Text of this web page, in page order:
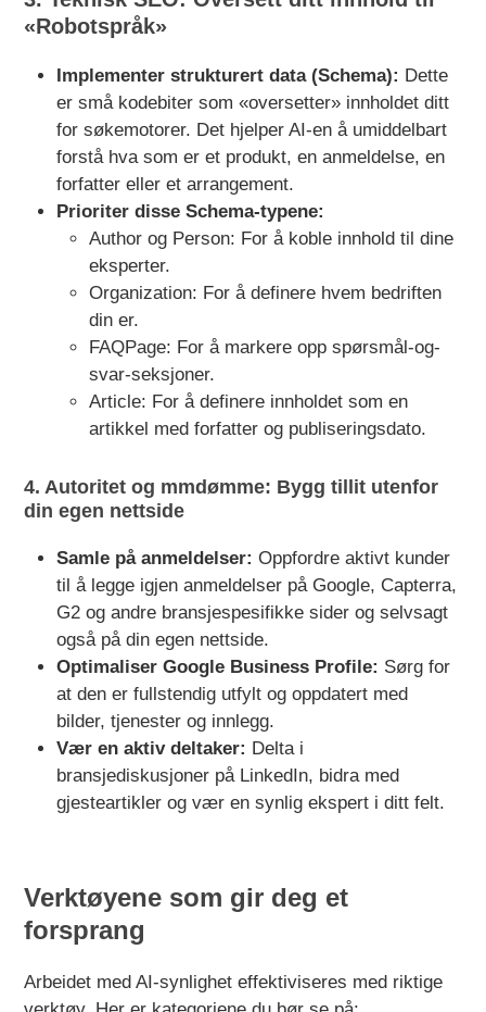
«Robotspråk»
Implementer strukturert data (Schema): Dette
er små kodebiter som «oversetter» innholdet ditt
for søkemotorer. Det hjelper AI-en å umiddelbart
forstå hva som er et produkt, en anmeldelse, en
forfatter eller et arrangement.
Prioriter disse Schema-typene:
Author og Person: For å koble innhold til dine
eksperter.
Organization: For å definere hvem bedriften
din er.
FAQPage: For å markere opp spørsmål-og-
svar-seksjoner.
Article: For å definere innholdet som en
artikkel med forfatter og publiseringsdato.
4. Autoritet og mmdømme: Bygg tillit utenfor
din egen nettside
Samle på anmeldelser: Oppfordre aktivt kunder
til å legge igjen anmeldelser på Google, Capterra,
G2 og andre bransjespesifikke sider og selvsagt
også på din egen nettside.
Optimaliser Google Business Profile: Sørg for
at den er fullstendig utfylt og oppdatert med
bilder, tjenester og innlegg.
Vær en aktiv deltaker: Delta i
bransjediskusjoner på LinkedIn, bidra med
gjesteartikler og vær en synlig ekspert i ditt felt.
Verktøyene som gir deg et
forsprang
Arbeidet med AI-synlighet effektiviseres med riktige